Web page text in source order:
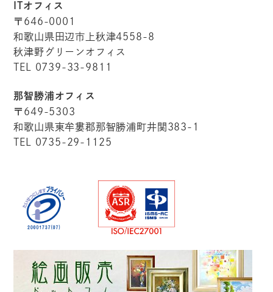
ITオフィス
〒646-0001
和歌山県田辺市上秋津4558-8
秋津野グリーンオフィス
TEL 0739-33-9811
那智勝浦オフィス
〒649-5303
和歌山県東牟婁郡那智勝浦町井関383-1
TEL 0735-29-1125